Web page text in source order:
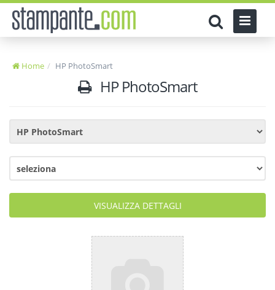
Home HP PhotoSmart
HP PhotoSmart
VISUALIZZA DETTAGLI